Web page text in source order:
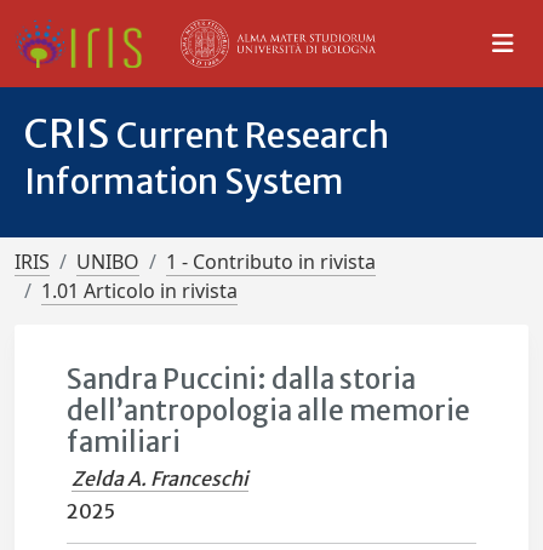
CRIS Current Research
Information System
IRIS UNIBO
1 - Contributo in rivista
1.01 Articolo in rivista
Sandra Puccini: dalla storia
dell’antropologia alle memorie
familiari
Zelda A. Franceschi
2025